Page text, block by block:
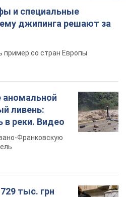
и специальные
джипинга решают за
пример со стран Европы
аномальной
ливень:
в реки. Видео
Франковскую
тыс. грн